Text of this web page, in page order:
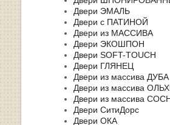
Двери ЭМАЛЬ
Двери с ПАТИНОЙ
Двери из МАССИВА
Двери ЭКОШПОН
Двери SOFT-TOUCH
Двери ГЛЯНЕЦ
Двери из массива ДУБА
Двери из массива
Двери из массива
Двери СитиДорс
Двери ОКА